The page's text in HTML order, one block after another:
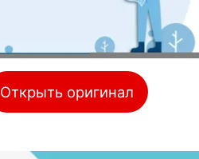
Открыть оригинал